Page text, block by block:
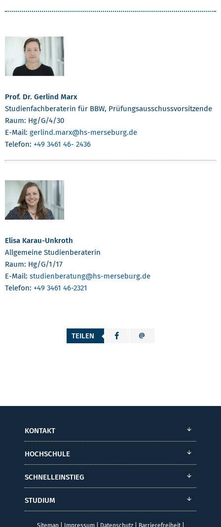
Prof. Dr. Gerlind Marx
Studienfachberaterin für BBW, Prüfungsausschussvorsitzende
Raum: Hg/G/4/30
E-Mail: gerlind.marx@hs-merseburg.de
Telefon: +49 3461 46- 2436
Elisa Karau-Unkroth
Allgemeine Studienberaterin
Raum: Hg/G/1/17
E-Mail: studienberatung@hs-merseburg.de
Telefon: +49 3461 46-2321
TEILEN
KONTAKT
HOCHSCHULE
SCHNELLEINSTIEG
STUDIUM
Sitemap| Impressum| Datenschutz| Barrierefreiheit|